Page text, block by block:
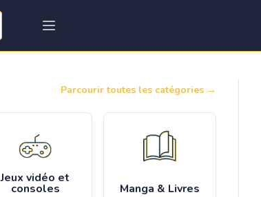
Parcourir toutes les catégories →
Jeux vidéo et
consoles Manga & Livres